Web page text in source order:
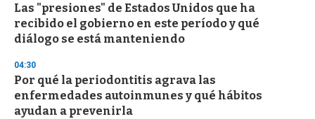
s
o
f
3
s
e
c
o
n
Las "presiones" de Estados Unidos que ha
recibido el gobierno en este período y qué
diálogo se está manteniendo
04:30
Por qué la periodontitis agrava las
enfermedades autoinmunes y qué hábitos
ayudan a prevenirla